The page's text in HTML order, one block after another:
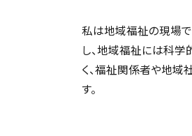
私は地域福祉の現場で
し、地域福祉には科学
く、福祉関係者や地域
す。